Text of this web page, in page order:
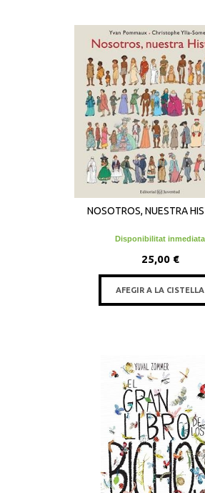
NOSOTROS, NUESTRA
Disponibilitat inmediata
25,00 €
AFEGIR A LA CISTELLA